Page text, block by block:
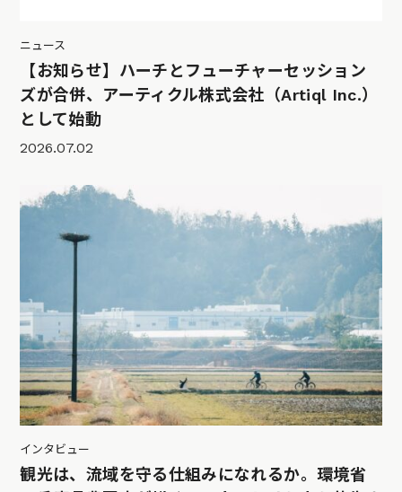
ニュース
【お知らせ】ハーチとフューチャーセッション
ズが合併、アーティクル株式会社（Artiql Inc.）
として始動
2026.07.02
インタビュー
観光は、流域を守る仕組みになれるか。環境省